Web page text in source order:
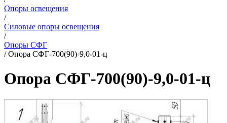
Опоры освещения
/
Силовые опоры освещения
/
Опоры СФГ
/Опора СФГ-700(90)-9,0-01-ц
Опора СФГ-700(90)-9,0-01-ц